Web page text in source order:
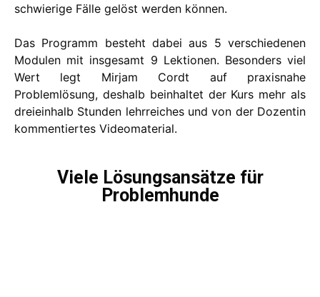
schwierige Fälle gelöst werden können.
Das Programm besteht dabei aus 5 verschiedenen
Modulen mit insgesamt 9 Lektionen. Besonders viel
Wert legt Mirjam Cordt auf praxisnahe
Problemlösung, deshalb beinhaltet der Kurs mehr als
dreieinhalb Stunden lehrreiches und von der Dozentin
kommentiertes Videomaterial.
Viele Lösungsansätze für
Problemhunde